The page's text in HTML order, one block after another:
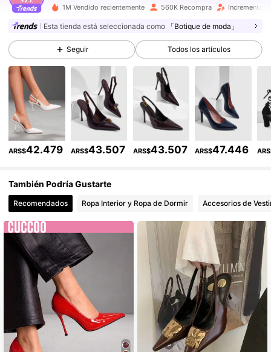
4,91 901K Seguidores
4,91 901K Seguidores
901K Seguidores
4,91 901K Seguidores
4,91 901K Seguidores
4,91 901K Seguidores
1M Vendido recientemente 560K Recompra Incremento
Esta tienda está seleccionada como 「Botique de moda」
Seguir Todos los artículos
ARS$42.479 ARS$43.507 ARS$43.507 ARS$47.446
También Podría Gustarte
Recomendados Ropa Interior y Ropa de Dormir Accesorios de